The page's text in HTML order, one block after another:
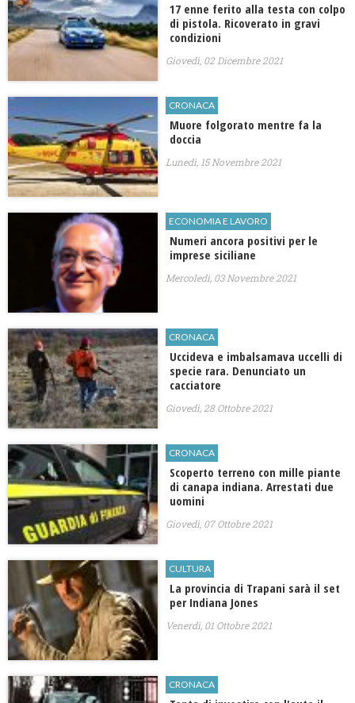
17 enne ferito alla testa con colpo
di pistola. Ricoverato in gravi
condizioni
Giovedì, 02 Dicembre 2021
CRONACA
​Muore folgorato mentre fa la
doccia
Lunedì, 15 Novembre 2021
ECONOMIA E LAVORO
Numeri ancora positivi per le
imprese siciliane
Mercoledì, 03 Novembre 2021
CRONACA
Uccideva e imbalsamava uccelli di
specie rara. Denunciato un
cacciatore
Giovedì, 28 Ottobre 2021
CRONACA
Scoperto terreno con mille piante
di canapa indiana. Arrestati due
uomini
Giovedì, 07 Ottobre 2021
CULTURA
La provincia di Trapani sarà il set
per Indiana Jones
Venerdì, 01 Ottobre 2021
CRONACA